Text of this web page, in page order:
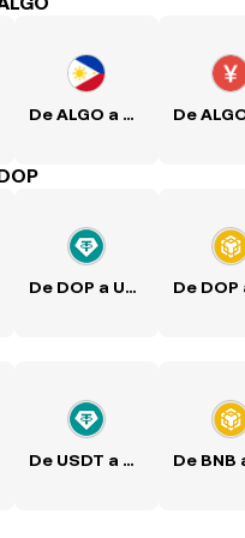
De ALGO a PHP
De DOP a USDT
De USDT a DOP